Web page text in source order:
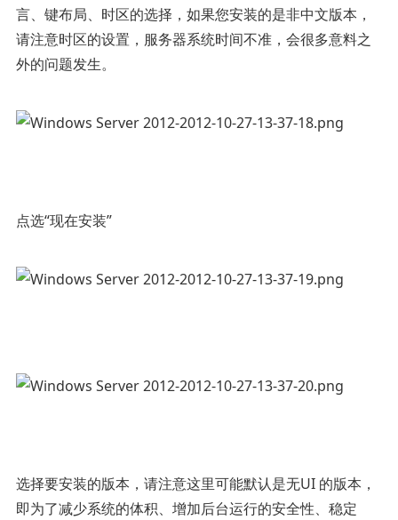
言、键布局、时区的选择，如果您安装的是非中文版本，
请注意时区的设置，服务器系统时间不准，会很多意料之
外的问题发生。
点选“现在安装”
选择要安装的版本，请注意这里可能默认是无UI 的版本，
即为了减少系统的体积、增加后台运行的安全性、稳定